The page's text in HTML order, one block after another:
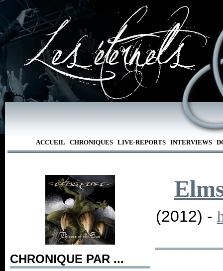
ACCUEIL CHRONIQUES LIVE-REPORTS INTERVIEWS
CHRONIQUE PAR ...
(2012) -